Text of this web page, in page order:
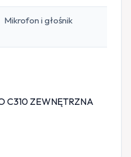
Mikrofon i głośnik